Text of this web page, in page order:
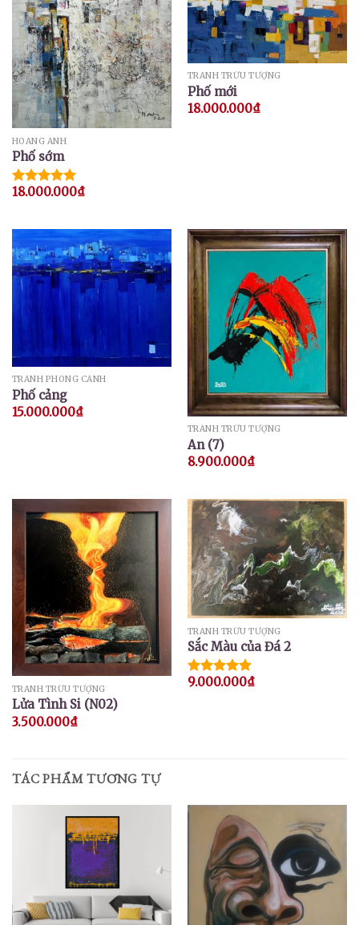
HOÀNG ANH
Phố sớm
Được xếp
18.000.000₫
TRANH TRỪU TƯỢNG
Phố mới
18.000.000₫
TRANH PHONG CẢNH
Phố cảng
15.000.000₫
TRANH TRỪU TƯỢNG
An (7)
8.900.000₫
TRANH TRỪU TƯỢNG
Lửa Tình Si (N02)
3.500.000₫
TRANH TRỪU TƯỢNG
Sắc Màu của Đá 2
Được xếp
9.000.000₫
TÁC PHẨM TƯƠNG TỰ